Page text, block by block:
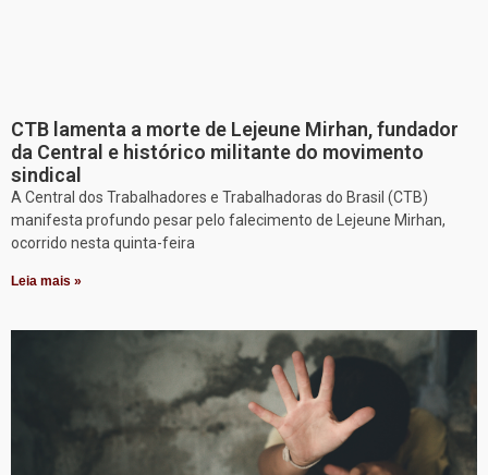
CTB lamenta a morte de Lejeune Mirhan, fundador
da Central e histórico militante do movimento
sindical
A Central dos Trabalhadores e Trabalhadoras do Brasil (CTB)
manifesta profundo pesar pelo falecimento de Lejeune Mirhan,
ocorrido nesta quinta-feira
Leia mais »